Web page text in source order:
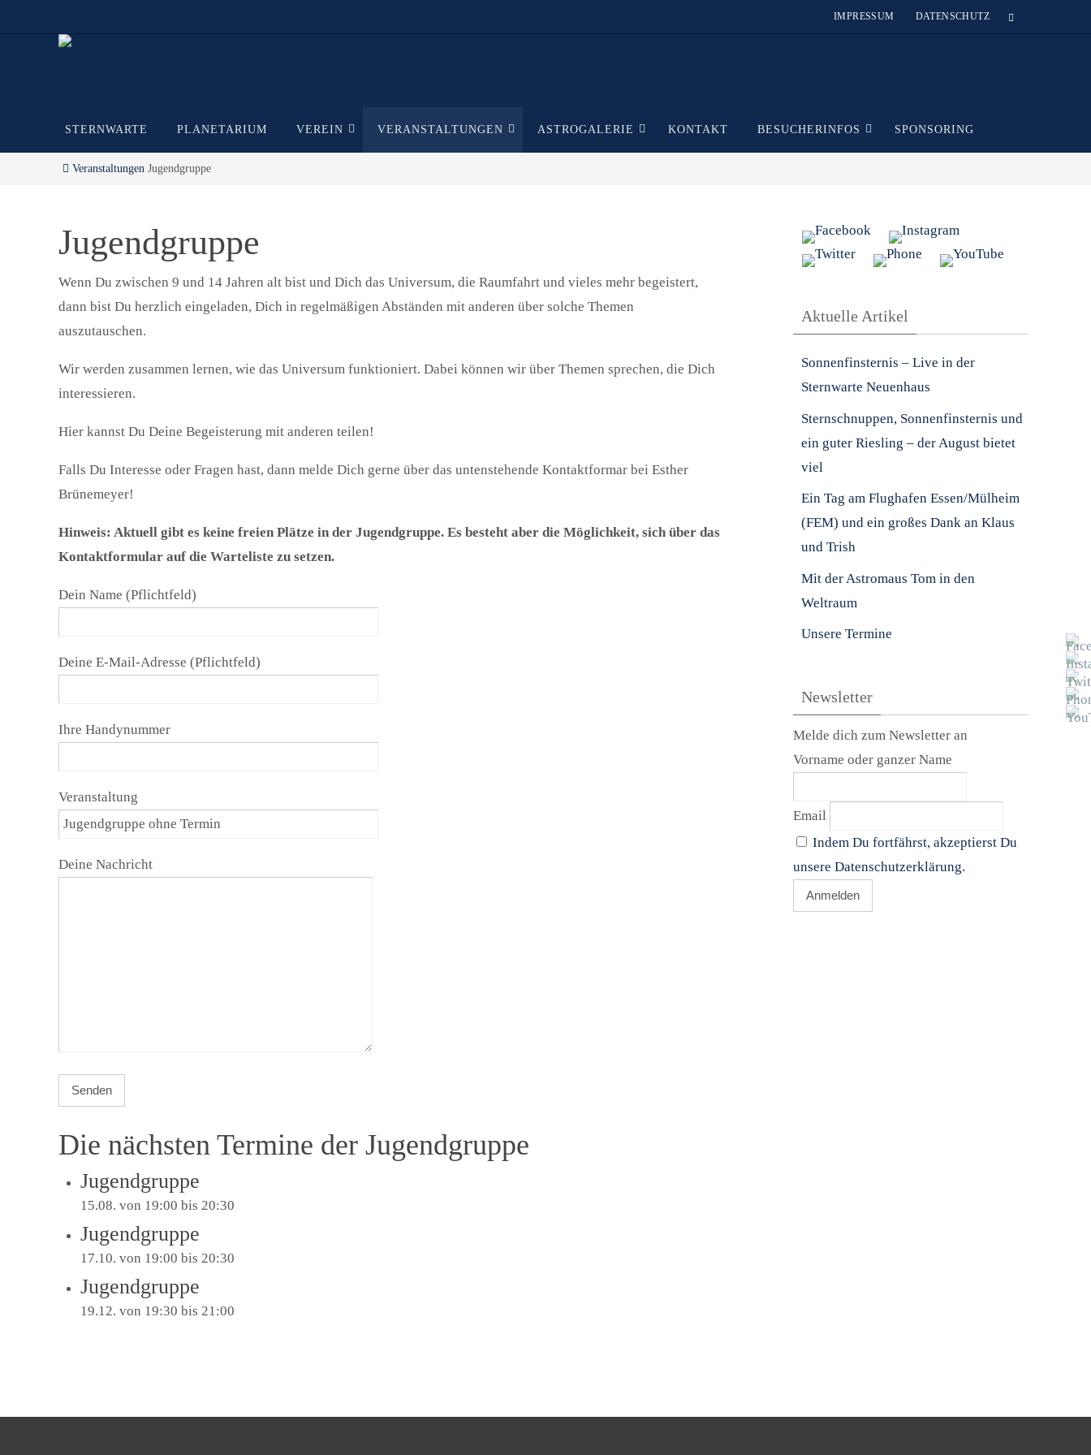
IMPRESSUM DATENSCHUTZ
STERNWARTE PLANETARIUM VEREIN VERANSTALTUNGEN ASTROGALERIE KONTAKT BESUCHERINFOS SPONSORING
Start
Veranstaltungen Jugendgruppe
Jugendgruppe
Wenn Du zwischen 9 und 14 Jahren alt bist und Dich das Universum, die Raumfahrt und vieles mehr begeistert,
dann bist Du herzlich eingeladen, Dich in regelmäßigen Abständen mit anderen über solche Themen
auszutauschen.
Wir werden zusammen lernen, wie das Universum funktioniert. Dabei können wir über Themen sprechen, die Dich
interessieren.
Hier kannst Du Deine Begeisterung mit anderen teilen!
Falls Du Interesse oder Fragen hast, dann melde Dich gerne über das untenstehende Kontaktformar bei Esther
Brünemeyer!
Hinweis: Aktuell gibt es keine freien Plätze in der Jugendgruppe. Es besteht aber die Möglichkeit, sich über das
Kontaktformular auf die Warteliste zu setzen.
Dein Name (Pflichtfeld)
Deine E-Mail-Adresse (Pflichtfeld)
Ihre Handynummer
Veranstaltung
Deine Nachricht
Die nächsten Termine der Jugendgruppe
Jugendgruppe
15.08. von 19:00 bis20:30
Jugendgruppe
17.10. von 19:00 bis20:30
Jugendgruppe
19.12. von 19:30 bis21:00
Aktuelle Artikel
Sonnenfinsternis – Live in der
Sternwarte Neuenhaus
Sternschnuppen, Sonnenfinsternis und
ein guter Riesling – der August bietet
viel
Ein Tag am Flughafen Essen/Mülheim
(FEM) und ein großes Dank an Klaus
und Trish
Mit der Astromaus Tom in den
Weltraum
Unsere Termine
Newsletter
Melde dich zum Newsletter an
Vorname oder ganzer Name
Email
Indem Du fortfährst, akzeptierst Du
unsere Datenschutzerklärung.